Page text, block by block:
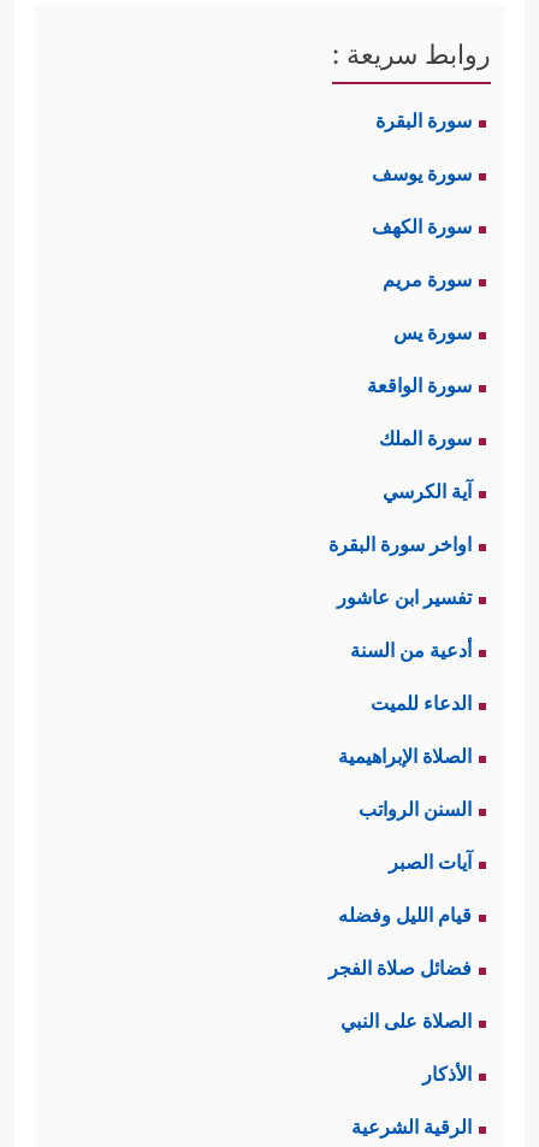
روابط سريعة :
سورة البقرة
سورة يوسف
سورة الكهف
سورة مريم
سورة يس
سورة الواقعة
سورة الملك
آية الكرسي
اواخر سورة البقرة
تفسير ابن عاشور
أدعية من السنة
الدعاء للميت
الصلاة الإبراهيمية
السنن الرواتب
آيات الصبر
قيام الليل وفضله
فضائل صلاة الفجر
الصلاة على النبي
الأذكار
الرقية الشرعية